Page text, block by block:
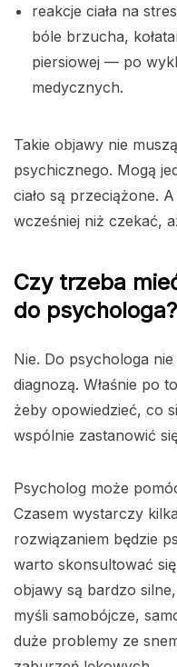
reakcje ciała na
bóle brzucha,
piersiowej — po
medycznych.
Takie objawy nie
psychicznego. Mogą
ciało są przeciążone.
wcześniej niż czekać,
Czy trzeba
do psychologa?
Nie. Do psychologa
diagnozą. Właśnie po
żeby opowiedzieć, co
wspólnie zastanowić
Psycholog może
Czasem wystarczy
rozwiązaniem będzie
warto skonsultować
objawy są bardzo
myśli samobójcze,
duże problemy ze